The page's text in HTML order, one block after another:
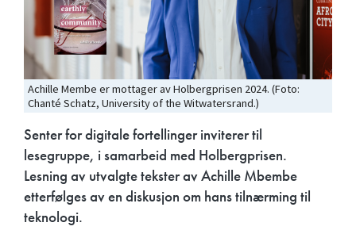
Achille Membe er mottager av Holbergprisen 2024. (Foto:
Chanté Schatz, University of the Witwatersrand.)
Senter for digitale fortellinger inviterer til
lesegruppe, i samarbeid med Holbergprisen.
Lesning av utvalgte tekster av Achille Mbembe
etterfølges av en diskusjon om hans tilnærming til
teknologi.